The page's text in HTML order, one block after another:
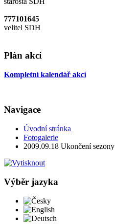
777101645
velitel SDH
Plán akcí
Kompletní kalendář akcí
Navigace
Úvodní stránka
Fotogalerie
2009.09.18 Ukončení sezony
Výběr jazyka
Česky